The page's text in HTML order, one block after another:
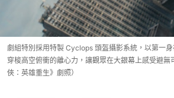
劇組特別採用特製 Cyclops 頭盔攝影系統，以第一
穿梭高空俯衝的離心力，讓觀眾在大銀幕上感受避
俠：英雄重生》劇照）